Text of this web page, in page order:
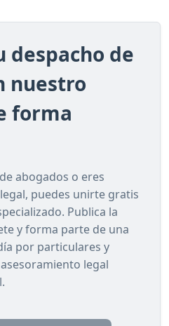
despacho de
nuestro
forma
abogados o eres
puedes unirte gratis
Publica la
y forma parte de una
por particulares y
legal